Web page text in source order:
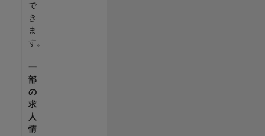
で
き
ま
す。
一
部
の
求
人
情